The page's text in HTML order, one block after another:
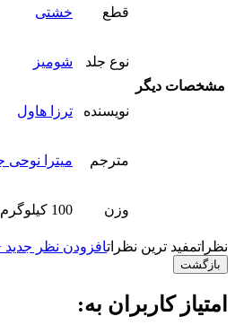
مشخصات دیگر
قطع خشتی
نوع جلد شومیز
نویسنده ترزا هاول
مترجم میترا
وزن 100 کیلوگرم
نظراتمفید ترین نظراتافزودن نظر جدید
بازگشت
امتیاز کاربران به: